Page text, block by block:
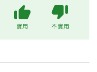
實用 不實用